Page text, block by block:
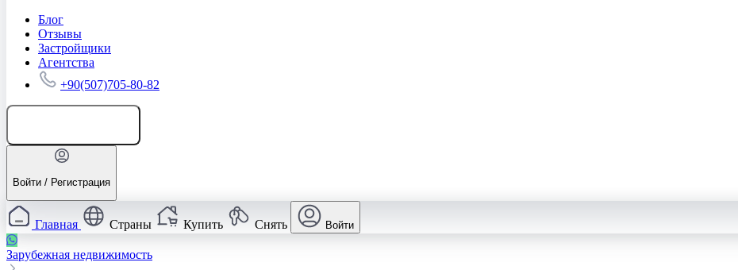
Блог
Отзывы
Застройщики
Агентства
+90(507)705-80-82
Войти / Регистрация
Главная Страны Купить Снять Войти
Зарубежная недвижимость